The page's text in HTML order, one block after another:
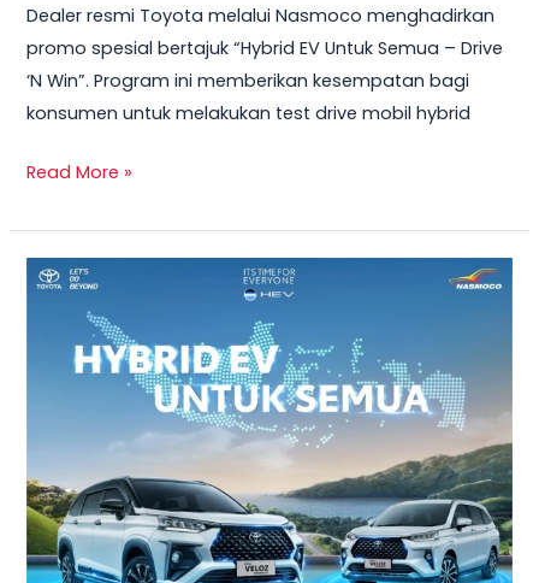
Dealer resmi Toyota melalui Nasmoco menghadirkan
promo spesial bertajuk “Hybrid EV Untuk Semua – Drive
‘N Win”. Program ini memberikan kesempatan bagi
konsumen untuk melakukan test drive mobil hybrid
Sekarang
&
Bawa
Pulang
TV
GRATIS!
Read More »
Toyota
Promo
Terbaru
di